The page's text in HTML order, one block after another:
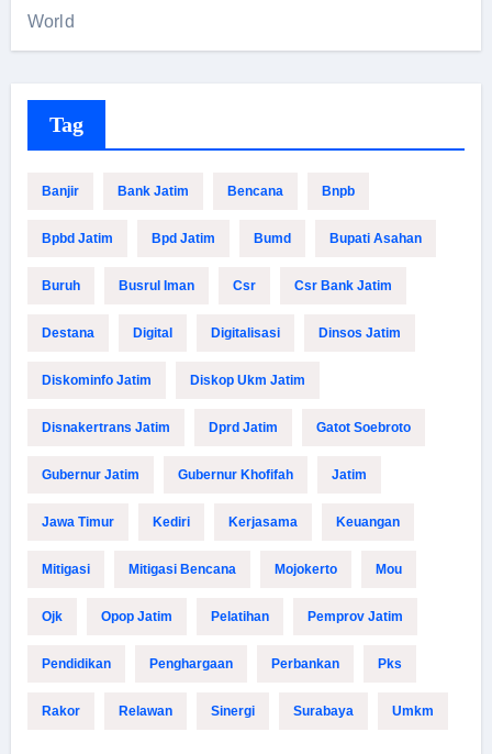
World
Tag
Banjir Bank Jatim Bencana Bnpb
Bpbd Jatim Bpd Jatim Bumd Bupati Asahan
Buruh Busrul Iman Csr Csr Bank Jatim
Destana Digital Digitalisasi Dinsos Jatim
Diskominfo Jatim Diskop Ukm Jatim
Disnakertrans Jatim Dprd Jatim Gatot Soebroto
Gubernur Jatim Gubernur Khofifah Jatim
Jawa Timur Kediri Kerjasama Keuangan
Mitigasi Mitigasi Bencana Mojokerto Mou
Ojk Opop Jatim Pelatihan Pemprov Jatim
Pendidikan Penghargaan Perbankan Pks
Rakor Relawan Sinergi Surabaya Umkm